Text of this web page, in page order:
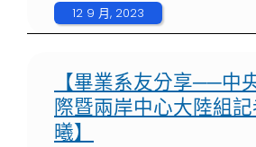
12 9 月, 2023
【畢業系友分享──中
際暨兩岸中心大陸組
曦】